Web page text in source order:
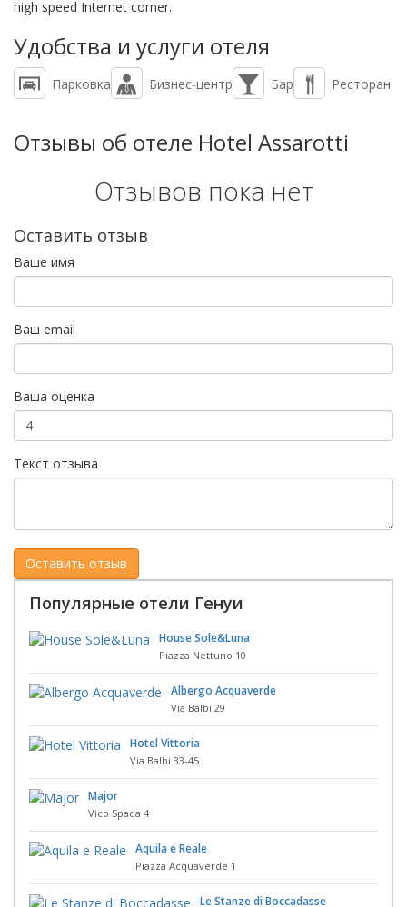
high speed Internet corner.
Удобства и услуги отеля
Парковка Бизнес-центр Бар Ресторан
Отзывы об отеле Hotel Assarotti
Отзывов пока нет
Оставить отзыв
Ваше имя
Ваш email
Ваша оценка
Текст отзыва
Популярные отели Генуи
House Sole&Luna
Piazza Nettuno 10
Albergo Acquaverde
Via Balbi 29
Hotel Vittoria
Via Balbi 33-45
Major
Vico Spada 4
Aquila e Reale
Piazza Acquaverde 1
Le Stanze di Boccadasse